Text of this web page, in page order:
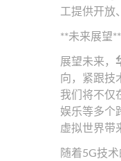
工提供开放
**未来展望**
展望未来，
向，紧跟技
我们将不仅
娱乐等多个
虚拟世界带
随着5G技术